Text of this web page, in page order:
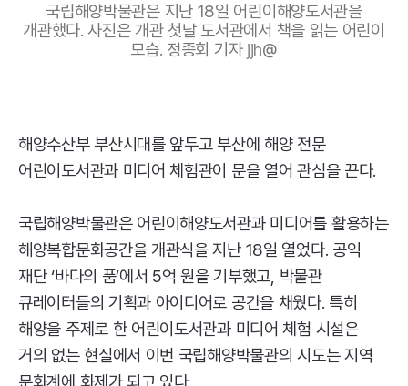
국립해양박물관은 지난 18일 어린이해양도서관을
개관했다. 사진은 개관 첫날 도서관에서 책을 읽는 어린이
모습. 정종회 기자 jjh@
해양수산부 부산시대를 앞두고 부산에 해양 전문
어린이도서관과 미디어 체험관이 문을 열어 관심을 끈다.
국립해양박물관은 어린이해양도서관과 미디어를 활용하는
해양복합문화공간을 개관식을 지난 18일 열었다. 공익
재단 ‘바다의 품’에서 5억 원을 기부했고, 박물관
큐레이터들의 기획과 아이디어로 공간을 채웠다. 특히
해양을 주제로 한 어린이도서관과 미디어 체험 시설은
거의 없는 현실에서 이번 국립해양박물관의 시도는 지역
문화계에 화제가 되고 있다.